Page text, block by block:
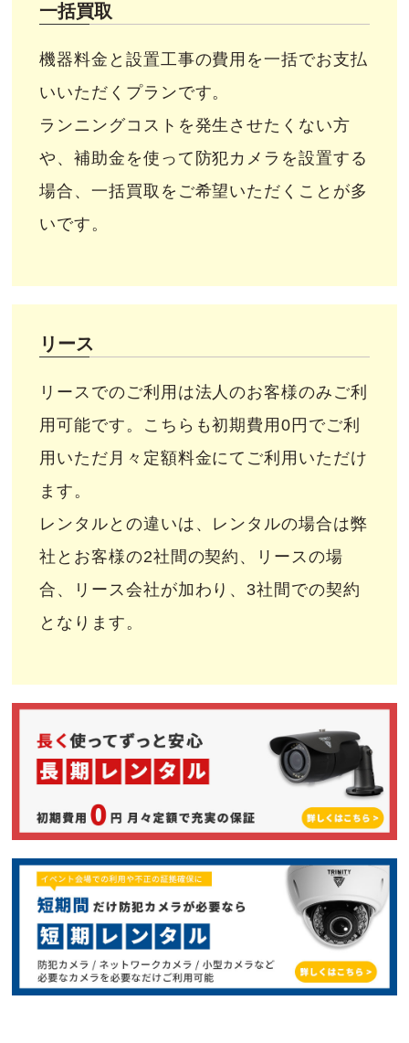
一括買取
機器料金と設置工事の費用を一括でお支払
いいただくプランです。
ランニングコストを発生させたくない方
や、補助金を使って防犯カメラを設置する
場合、一括買取をご希望いただくことが多
いです。
リース
リースでのご利用は法人のお客様のみご利
用可能です。こちらも初期費用0円でご利
用いただ月々定額料金にてご利用いただけ
ます。
レンタルとの違いは、レンタルの場合は弊
社とお客様の2社間の契約、リースの場
合、リース会社が加わり、3社間での契約
となります。